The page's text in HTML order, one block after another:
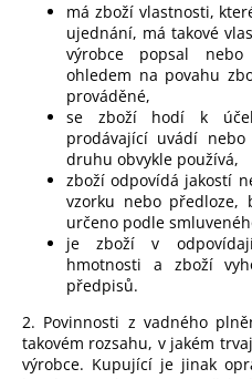
má zboží vlastnosti,
ujednání, má takové
výrobce popsal
ohledem na povahu
prováděné,
se zboží hodí k
prodávající uvádí
druhu obvykle používá,
zboží odpovídá jakostí
vzorku nebo předloze,
určeno podle
je zboží v
hmotnosti a zboží
předpisů.
2. Povinnosti z vadného
takovém rozsahu, v jakém
výrobce. Kupující je jinak